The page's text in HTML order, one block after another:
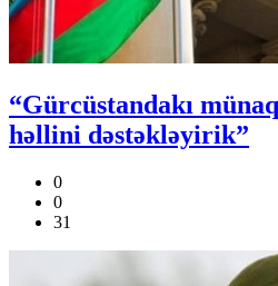
“Gürcüstandakı
həllini dəstəkləyirik”
0
0
31